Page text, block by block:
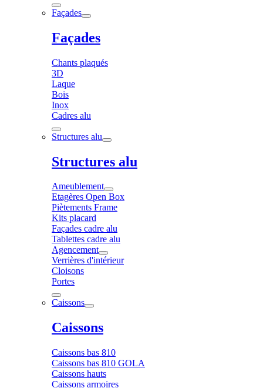
Façades
Façades
Chants plaqués
3D
Laque
Bois
Inox
Cadres alu
Structures alu
Structures alu
Ameublement
Etagères Open Box
Piètements Frame
Kits placard
Façades cadre alu
Tablettes cadre alu
Agencement
Verrières d'intérieur
Cloisons
Portes
Caissons
Caissons
Caissons bas 810
Caissons bas 810 GOLA
Caissons hauts
Caissons armoires